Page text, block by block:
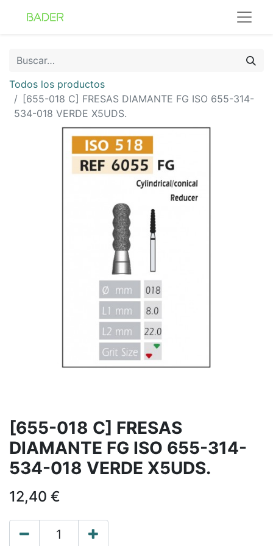
Todos los productos
[655-018 C] FRESAS DIAMANTE FG ISO 655-314-
534-018 VERDE X5UDS.
[655-018 C] FRESAS
DIAMANTE FG ISO 655-314-
534-018 VERDE X5UDS.
12,40 €